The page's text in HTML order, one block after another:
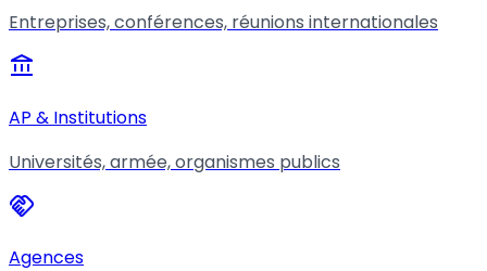
Entreprises, conférences, réunions internationales
account_balance
AP & Institutions
Universités, armée, organismes publics
handshake
Agences